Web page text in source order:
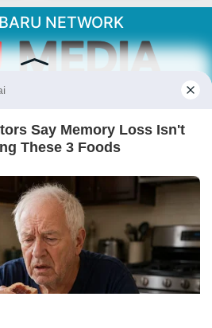
NETWORK
menyajikan berita aktual dan
sudut pandang berbaik sangka
Kabarbaru